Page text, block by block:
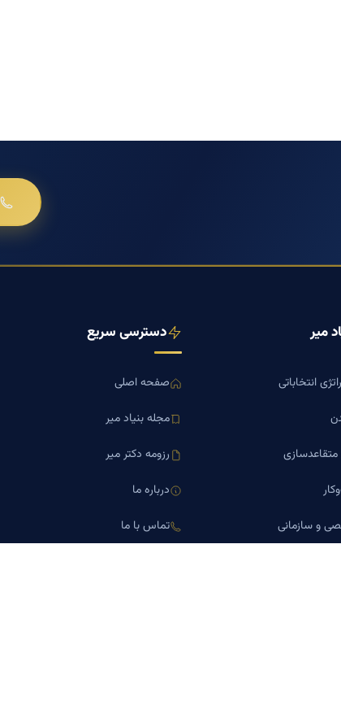
میر
انتخاباتی
متقاعدسازی
و سازمانی
دسترسی سریع
صفحه اصلی
مجله بنیاد میر
رزومه دکتر میر
درباره ما
تماس با ما